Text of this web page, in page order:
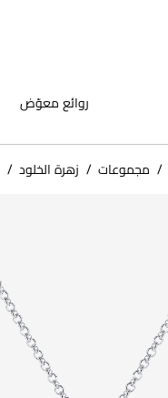
روائع معوّض
/ مجموعات / زهرة الخلود /